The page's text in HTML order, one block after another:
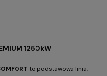
1250kW
to podstawowa linia,